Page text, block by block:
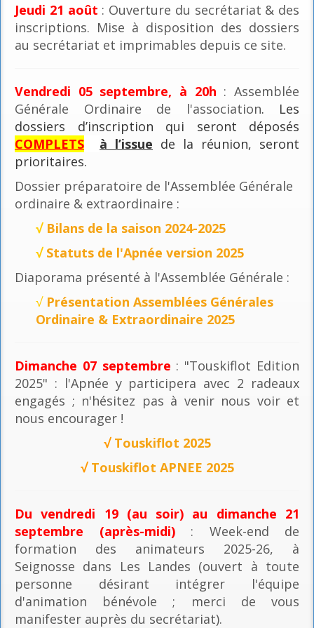
Jeudi 21 août : Ouverture du secrétariat & des
inscriptions. Mise à disposition des dossiers
au secrétariat et imprimables depuis ce site.
Vendredi 05 septembre, à 20h : Assemblée
Générale Ordinaire de l'association. Les
dossiers d’inscription qui seront déposés
COMPLETS
à l’issue de la réunion, seront
prioritaires.
Dossier préparatoire de l'Assemblée Générale
ordinaire & extraordinaire :
√ Bilans de la saison 2024-2025
√ Statuts de l'Apnée version 2025
Diaporama présenté à l'Assemblée Générale :
√ Présentation Assemblées Générales
Ordinaire & Extraordinaire 2025
Dimanche 07 septembre : "Touskiflot Edition
2025" : l'Apnée y participera avec 2 radeaux
engagés ; n'hésitez pas à venir nous voir et
nous encourager !
√ Touskiflot 2025
√ Touskiflot APNEE 2025
Du vendredi 19 (au soir) au dimanche 21
septembre (après-midi): Week-end de
formation des animateurs 2025-26, à
Seignosse dans Les Landes (ouvert à toute
personne désirant intégrer l'équipe
d'animation bénévole ; merci de vous
manifester auprès du secrétariat).